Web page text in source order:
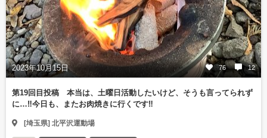
2023年10月15日 76 12
第19回目投稿 本当は、土曜日活動したいけど、そうも言ってられず
に…‼️今日も、またお肉焼きに行くです‼️
[埼玉県] 北平沢運動場